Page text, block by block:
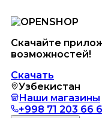
Скачайте
возможностей!
Скачать
Узбекистан
Наши магазины
+998 71 203 66